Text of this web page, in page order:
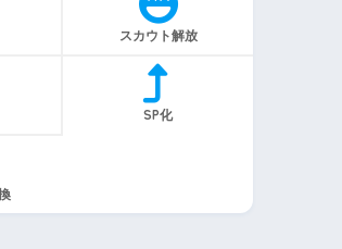
スカウト解放
SP化